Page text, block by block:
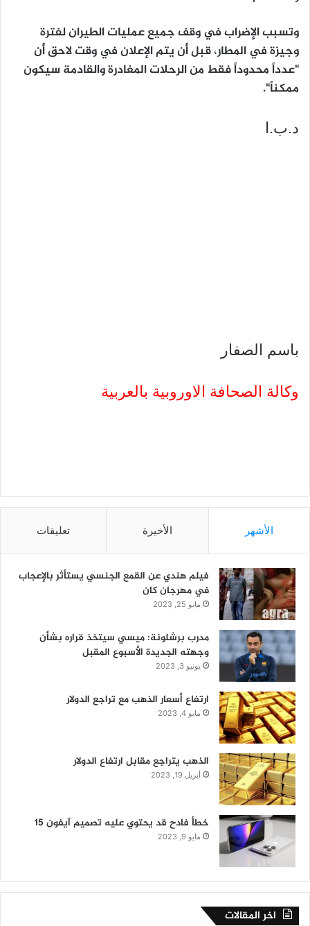
وتسبب الإضراب في وقف جميع عمليات الطيران لفترة
وجيزة في المطار، قبل أن يتم الإعلان في وقت لاحق أن
"عدداً محدوداً فقط من الرحلات المغادرة والقادمة سيكون
ممكناً".
د.ب.ا
باسم الصفار
وكالة الصحافة الاوروبية بالعربية
الأشهر الأخيرة تعليقات
فيلم هندي عن القمع الجنسي يستأثر بالإعجاب
في مهرجان كان
مايو 25, 2023
مدرب برشلونة: ميسي سيتخذ قراره بشأن
وجهته الجديدة الأسبوع المقبل
يونيو 3, 2023
ارتفاع أسعار الذهب مع تراجع الدولار
مايو 4, 2023
الذهب يتراجع مقابل ارتفاع الدولار
أبريل 19, 2023
خطأ فادح قد يحتوي عليه تصميم آيفون 15
مايو 9, 2023
اخر المقالات